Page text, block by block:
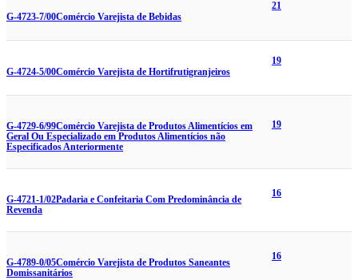
G-4723-7/00Comércio Varejista de Bebidas
21
G-4724-5/00Comércio Varejista de Hortifrutigranjeiros
19
G-4729-6/99Comércio Varejista de Produtos Alimentícios em
Geral Ou Especializado em Produtos Alimentícios não
Especificados Anteriormente
19
G-4721-1/02Padaria e Confeitaria Com Predominância de
Revenda
16
G-4789-0/05Comércio Varejista de Produtos Saneantes
Domissanitários
16